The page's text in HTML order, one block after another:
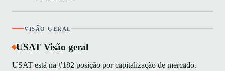
VISÃO GERAL
USAT Visão geral
USAT está na #182 posição por capitalização de mercado.